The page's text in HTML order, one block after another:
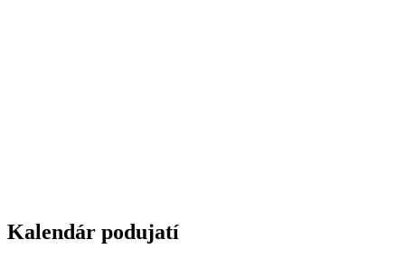
Kalendár podujatí